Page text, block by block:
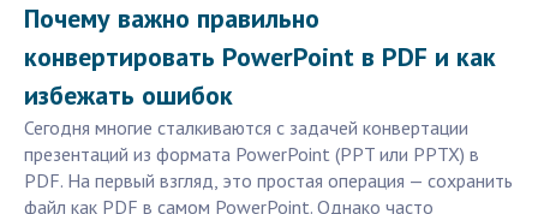
Почему важно правильно
конвертировать PowerPoint в PDF и как
избежать ошибок
Сегодня многие сталкиваются с задачей конвертации
презентаций из формата PowerPoint (PPT или PPTX) в
PDF. На первый взгляд, это простая операция — сохранить
файл как PDF в самом PowerPoint. Однако часто